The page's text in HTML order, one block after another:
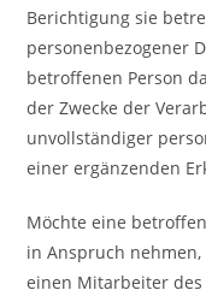
Berichtigung sie
personenbezogener
betroffenen Person
der Zwecke der
unvollständiger
einer ergänzenden
Möchte eine
in Anspruch
einen Mitarbeiter